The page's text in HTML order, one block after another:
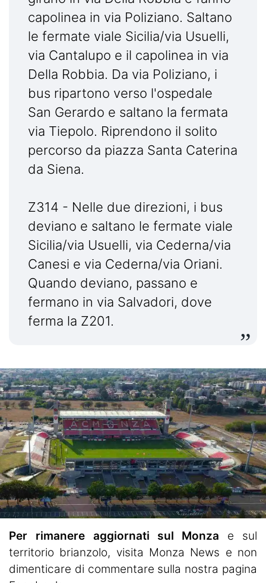
capolinea in via Poliziano. Saltano
le fermate viale Sicilia/via Usuelli,
via Cantalupo e il capolinea in via
Della Robbia. Da via Poliziano, i
bus ripartono verso l'ospedale
San Gerardo e saltano la fermata
via Tiepolo. Riprendono il solito
percorso da piazza Santa Caterina
da Siena.
Z314 - Nelle due direzioni, i bus
deviano e saltano le fermate viale
Sicilia/via Usuelli, via Cederna/via
Canesi e via Cederna/via Oriani.
Quando deviano, passano e
fermano in via Salvadori, dove
ferma la Z201.
Per rimanere aggiornati sul Monza e sul
territorio brianzolo, visita Monza News e non
dimenticare di commentare sulla nostra pagina